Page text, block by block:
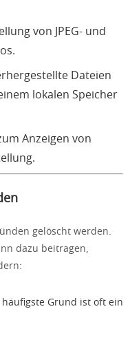
von JPEG- und
Dateien
lokalen Speicher
Anzeigen von
gelöscht werden.
dazu beitragen,
häufigste Grund ist oft ein